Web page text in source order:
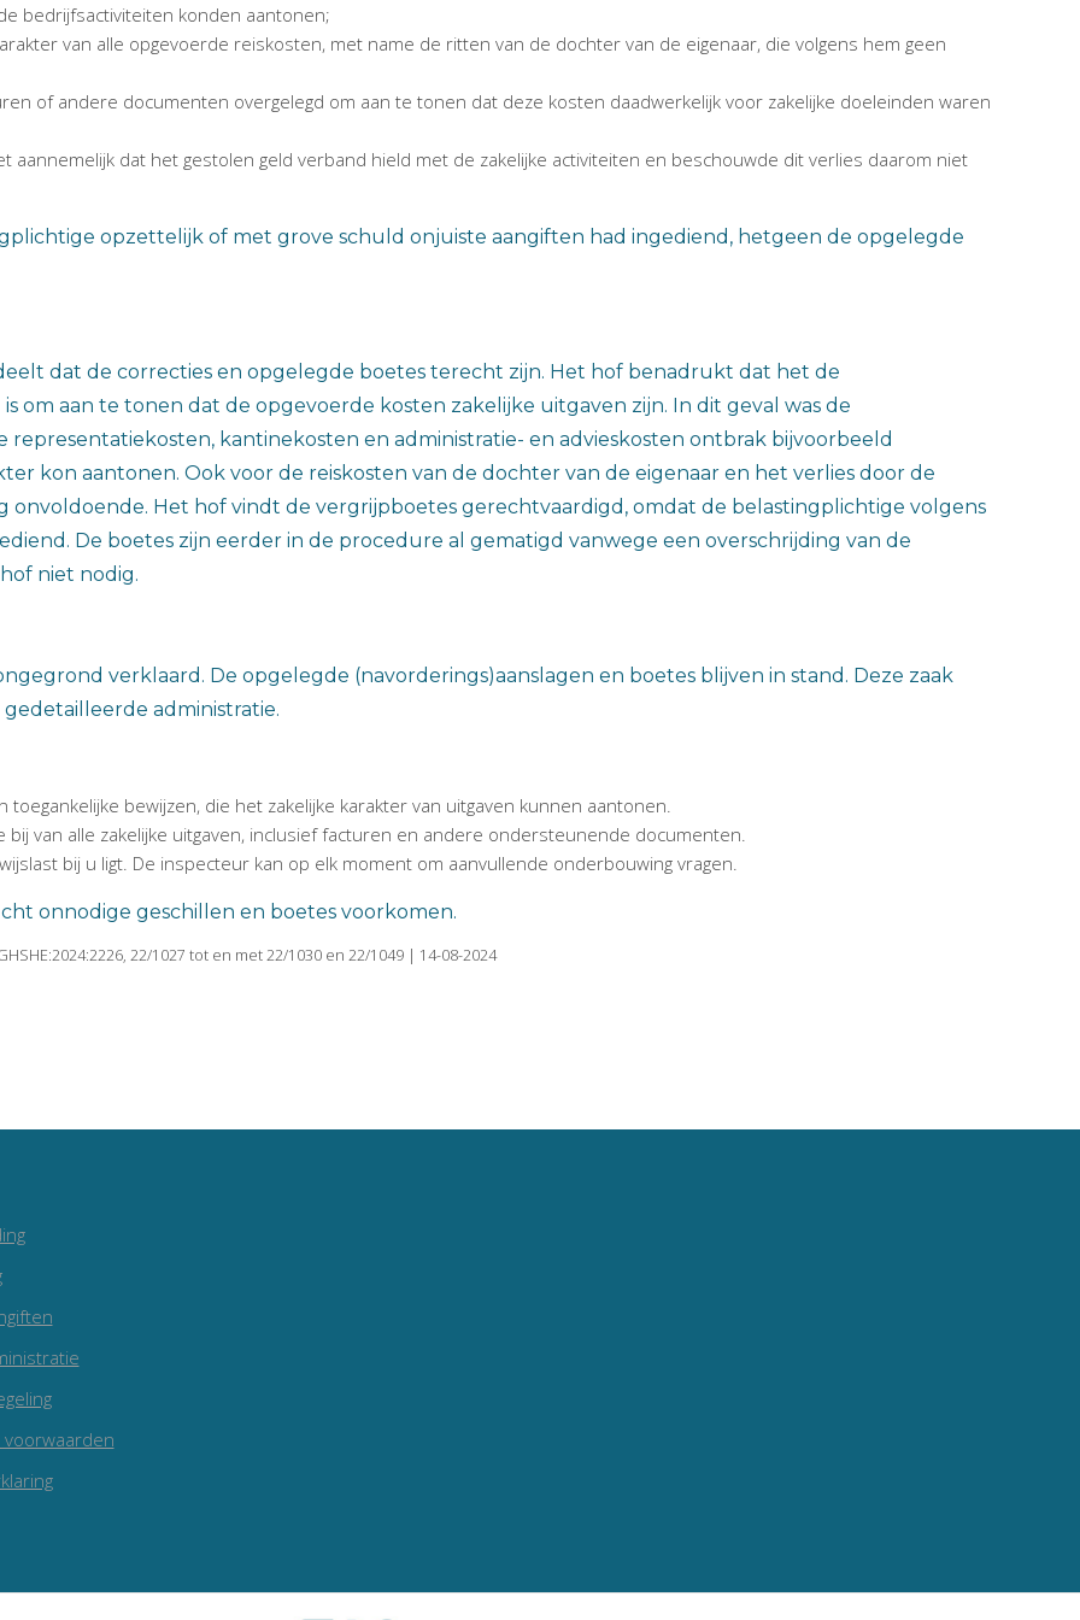
bedrijfsactiviteiten konden aantonen;
van alle opgevoerde reiskosten, met name de ritten van de dochter van de eigenaar, die volgens hem geen
of andere documenten overgelegd om aan te tonen dat deze kosten daadwerkelijk voor zakelijke doeleinden waren
dat het gestolen geld verband hield met de zakelijke activiteiten en beschouwde dit verlies daarom niet
opzettelijk of met grove schuld onjuiste aangiften had ingediend, hetgeen de opgelegde
dat de correcties en opgelegde boetes terecht zijn. Het hof benadrukt dat het de
om aan te tonen dat de opgevoerde kosten zakelijke uitgaven zijn. In dit geval was de
representatiekosten, kantinekosten en administratie- en advieskosten ontbrak bijvoorbeeld
kon aantonen. Ook voor de reiskosten van de dochter van de eigenaar en het verlies door de
Het hof vindt de vergrijpboetes gerechtvaardigd, omdat de belastingplichtige volgens
De boetes zijn eerder in de procedure al gematigd vanwege een overschrijding van de
niet nodig.
verklaard. De opgelegde (navorderings)aanslagen en boetes blijven in stand. Deze zaak
administratie.
bewijzen, die het zakelijke karakter van uitgaven kunnen aantonen.
van alle zakelijke uitgaven, inclusief facturen en andere ondersteunende documenten.
bij u ligt. De inspecteur kan op elk moment om aanvullende onderbouwing vragen.
onnodige geschillen en boetes voorkomen.
22/1027 tot en met 22/1030 en 22/1049 | 14-08-2024
voorwaarden